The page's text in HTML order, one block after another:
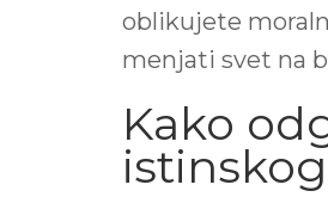
oblikujete
menjati svet na
Kako